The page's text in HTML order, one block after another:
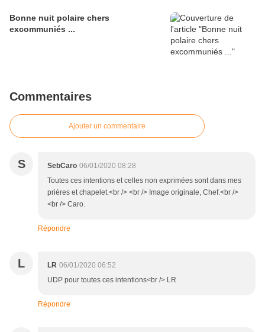
Bonne nuit polaire chers
excommuniés ...
Commentaires
Ajouter un commentaire
S SebCaro 06/01/2020 08:28
Toutes ces intentions et celles non exprimées sont dans mes
prières et chapelet.<br /> <br /> Image originale, Chef.<br />
<br /> Caro.
Répondre
L LR 06/01/2020 06:52
UDP pour toutes ces intentions<br /> LR
Répondre